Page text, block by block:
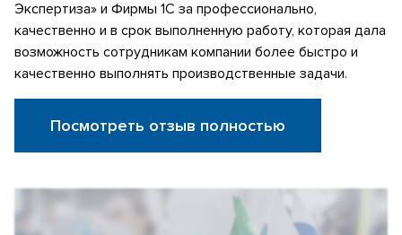
Экспертиза» и Фирмы 1С за профессионально,
качественно и в срок выполненную работу, которая дала
возможность сотрудникам компании более быстро и
качественно выполнять производственные задачи.
Посмотреть отзыв полностью